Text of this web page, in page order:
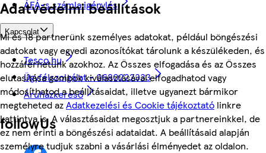
Adatvédelmi beállítások
Mi és 18 partnerünk személyes adatokat, például böngészési
adatokat vagy egyedi azonosítókat tárolunk a készülékeden, és
hozzáférhetünk azokhoz. Az Összes elfogadása és az Összes
elutasítása gombok kiválasztásával elfogadhatod vagy
módosíthatod a beállításaidat, illetve ugyanezt bármikor
megteheted azAdatkezelési és Cookie tájékoztató linkre
kattintva is. A választásaidat megosztjuk a partnereinkkel, de
ez nem érinti a böngészési adataidat. A beállításaid alapján
személyre tudjuk szabni a vásárlási élményedet az oldalon.
ÁFÁ-s számla igénylés
Kapcsolat
Tesco.hu
Ügyfélszolgálat - 0680222333
Áruházkereső
followUs